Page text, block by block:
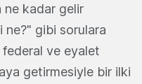
ne kadar gelir
ne?" gibi sorulara
ve eyalet
getirmesiyle bir ilki